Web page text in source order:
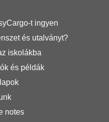
t ingyen
és utalványt?
iskolákba
és példák
notes